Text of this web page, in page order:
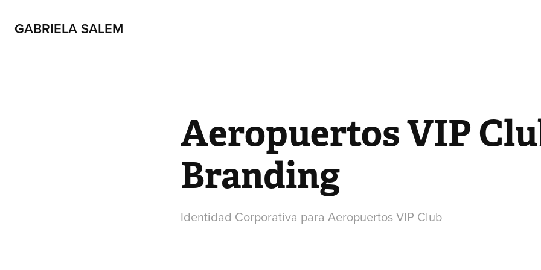
GABRIELA SALEM
Aeropuertos VIP
Branding
Identidad Corporativa para Aeropuertos VIP Club